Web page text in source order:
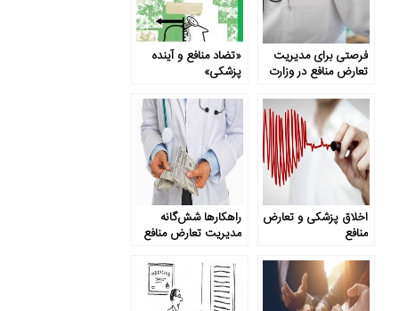
فرصتی برای مدیریت
تعارض منافع در وزارت
«تضاد منافع و آینده
پزشکی»
اخلاق پزشکی و تعارض
منافع
راهکارها شش‌گانه
مدیریت تعارض منافع